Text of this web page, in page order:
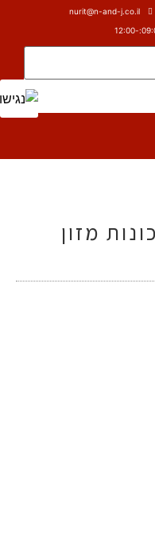
nurit@n-and-j.co.il
מזון